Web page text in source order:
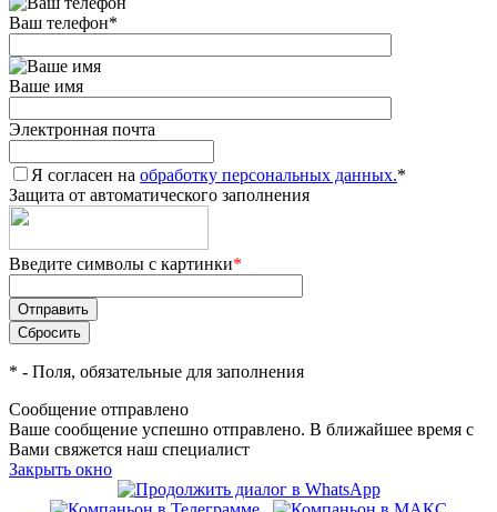
Ваш телефон*
Ваше имя
Электронная почта
Я согласен на обработку персональных данных.*
Защита от автоматического заполнения
Введите символы с картинки*
* - Поля, обязательные для заполнения
Сообщение отправлено
Ваше сообщение успешно отправлено. В ближайшее время с
Вами свяжется наш специалист
Закрыть окно